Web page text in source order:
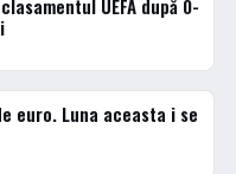
UEFA după 0-
euro. Luna aceasta i se